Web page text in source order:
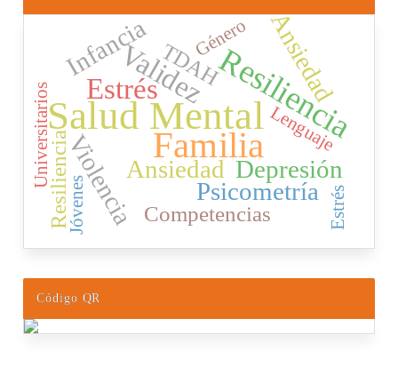
Salud Mental
Familia
Resiliencia
Estrés
Validez Ansiedad
Depresión
Ansiedad
Infancia
Violencia Psicometría
TDAH
Competencias
ResilienciaJóvenes
Lenguaje
Género
Estrés
Universitarios
Código QR